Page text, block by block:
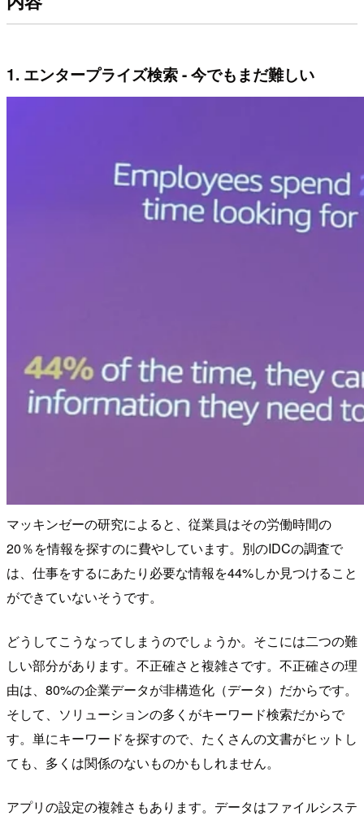
1. エンタープライズ検索 - 今でもまだ難しい
マッキンゼーの研究によると、従業員はその労働時間の
20％を情報を探すのに費やしています。別のIDCの調査で
は、仕事をするにあたり必要な情報を44%しか見つけること
ができていないそうです。
どうしてこうなってしまうのでしょうか。そこには二つの難
しい部分があります。不正確さと複雑さです。不正確さの理
由は、80%の企業データが非構造化（データ）だからです。
そして、ソリューションの多くがキーワード検索だからで
す。単にキーワードを探すので、たくさんの文書がヒットし
ても、多くは関係のないものかもしれません。
アプリの設定の複雑さもあります。データはファイルシステ